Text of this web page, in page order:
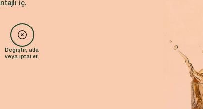
iç.
Değiştir, atla
veya iptal et.